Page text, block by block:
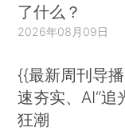
了什么？
2026年08月09日
{{最新周刊导
速夯实、AI“追
狂潮